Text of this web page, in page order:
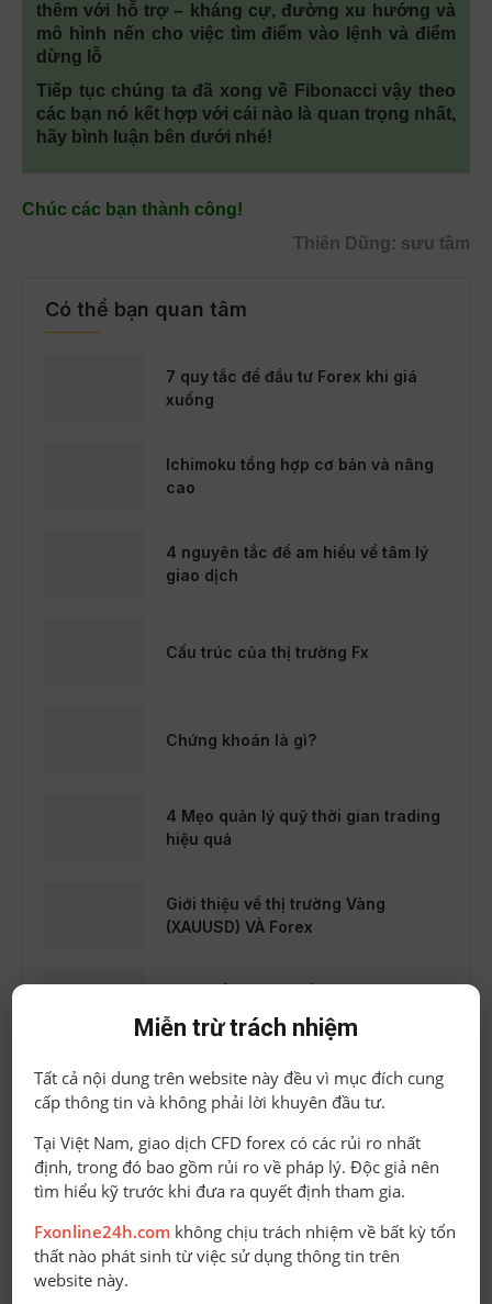
thêm với hỗ trợ – kháng cự, đường xu hướng và
mô hình nến cho việc tìm điểm vào lệnh và điểm
dừng lỗ
Tiếp tục chúng ta đã xong về Fibonacci vậy theo
các bạn nó kết hợp với cái nào là quan trọng nhất,
hãy bình luận bên dưới nhé!
Chúc các bạn thành công!
Thiên Dũng: sưu tầm
Có thể bạn quan tâm
7 quy tắc để đầu tư Forex khi giá
xuống
Ichimoku tổng hợp cơ bản và nâng
cao
4 nguyên tắc để am hiểu về tâm lý
giao dịch
Cấu trúc của thị trường Fx
Chứng khoán là gì?
4 Mẹo quản lý quỹ thời gian trading
hiệu quả
Giới thiệu về thị trường Vàng
(XAUUSD) VÀ Forex
trong Fx
Bài 98: Giao dịch trong ngày và
kiểu Swing
Bài cũ
Fibonacci Kết hợp cản, trend, mô hình nến
Miễn trừ trách nhiệm
Tất cả nội dung trên website này đều vì mục đích cung
cấp thông tin và không phải lời khuyên đầu tư.
Tại Việt Nam, giao dịch CFD forex có các rủi ro nhất
định, trong đó bao gồm rủi ro về pháp lý. Độc giả nên
tìm hiểu kỹ trước khi đưa ra quyết định tham gia.
Fxonline24h.com không chịu trách nhiệm về bất kỳ tổn
thất nào phát sinh từ việc sử dụng thông tin trên
website này.